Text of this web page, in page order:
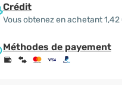
Crédit
Vous obtenez en achetant 1,42
Méthodes de payement